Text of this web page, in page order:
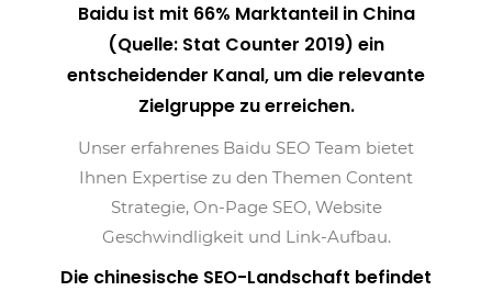
Baidu ist mit 66% Marktanteil in China
(Quelle: Stat Counter 2019) ein
entscheidender Kanal, um die relevante
Zielgruppe zu erreichen.
Unser erfahrenes Baidu SEO Team bietet
Ihnen Expertise zu den Themen Content
Strategie, On-Page SEO, Website
Geschwindligkeit und Link-Aufbau.
Die chinesische SEO-Landschaft befindet